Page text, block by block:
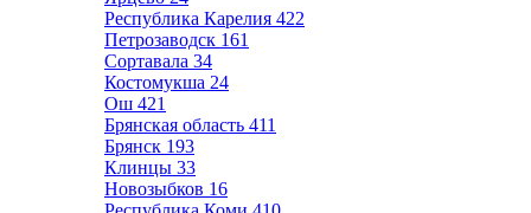
Республика Карелия 422
Петрозаводск 161
Сортавала 34
Костомукша 24
Ош 421
Брянская область 411
Брянск 193
Клинцы 33
Новозыбков 16